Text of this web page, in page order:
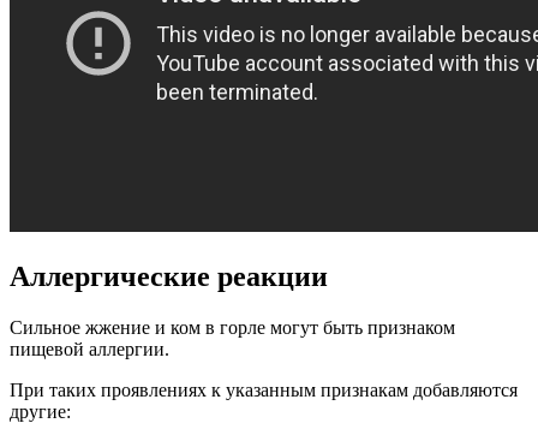
Аллергические реакции
Сильное жжение и ком в горле могут быть признаком
пищевой аллергии.
При таких проявлениях к указанным признакам добавляются
другие: